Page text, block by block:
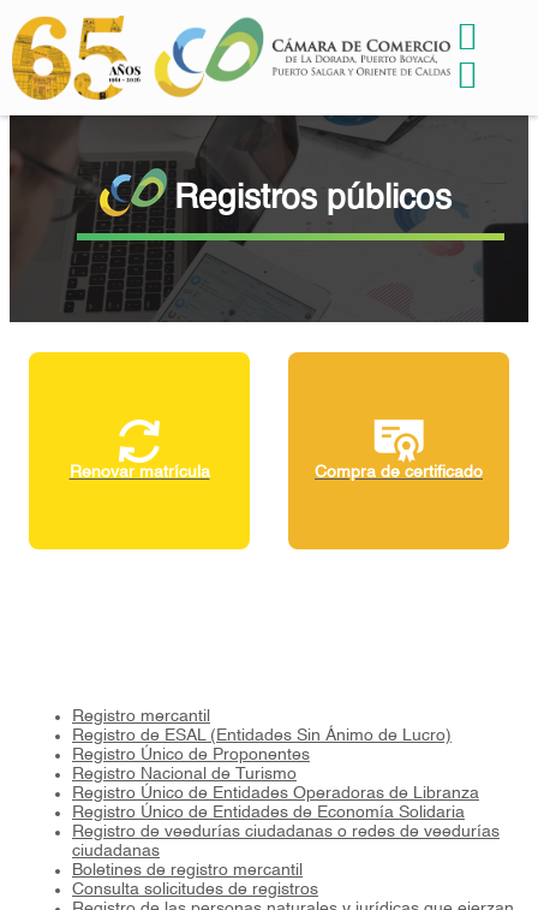
Compra de certificado Matricula mercantil
Registros públicos
Registro mercantil
Registro de ESAL (Entidades Sin Ánimo de Lucro)
Registro Único de Proponentes
Registro Nacional de Turismo
Registro Único de Entidades Operadoras de Libranza
Registro Único de Entidades de Economía Solidaria
Registro de veedurías ciudadanas o redes de veedurías
ciudadanas
Boletines de registro mercantil
Consulta solicitudes de registros